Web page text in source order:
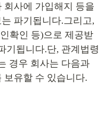
회사에 가입해지 등을
파기됩니다.그리고,
확인 등)으로 제공받
기됩니다.단, 관계법령
경우 회사는 다음과
보유할 수 있습니다.